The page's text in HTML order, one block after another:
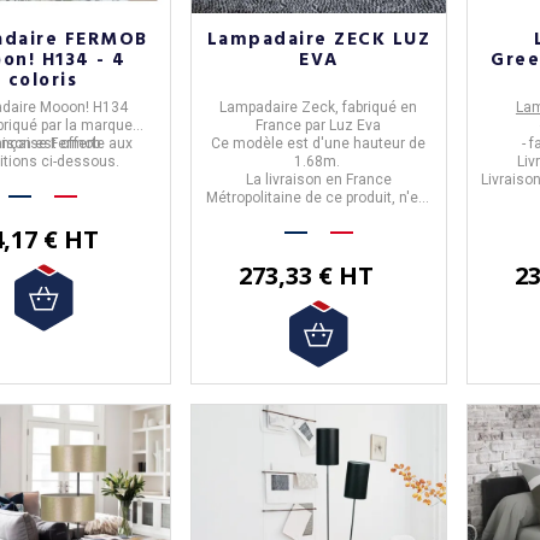
HT
en 4 différentes finitions de métal, et
métropolitaine.
1 626,67 €
1 464,00 € HT
1
FERMOB
H134 - 4
coloris
Mooon! H134
par la marque
Fermob.
est offerte aux
ci-dessous.
€ HT
Lampadaire ZECK LUZ
EVA
Lampadaire Zeck, fabriqué en
France par Luz Eva
Ce modèle est d'une hauteur de
1.68m.
La livraison en France
Métropolitaine de ce produit, n'est
273,33 € HT
-